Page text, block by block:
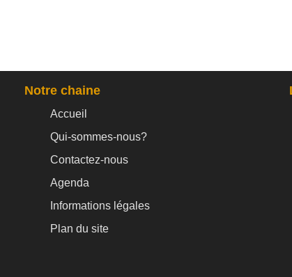
Notre chaine
Accueil
Qui-sommes-nous?
Contactez-nous
Agenda
Informations légales
Plan du site